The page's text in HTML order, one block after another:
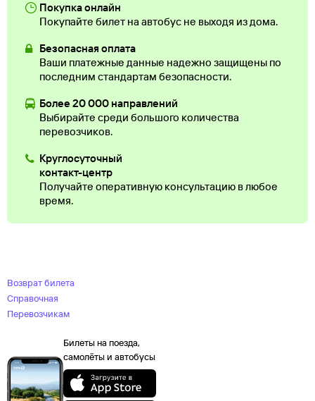
Покупка онлайн
Покупайте билет на автобус не выходя из дома.
Безопасная оплата
Ваши платежные данные надежно защищены по
последним стандартам безопасности.
Более 20 000 направлений
Выбирайте среди большого количества
перевозчиков.
Круглосуточный
контакт-центр
Получайте оперативную консультацию в любое
время.
Возврат билета
Справочная
Перевозчикам
Билеты на поезда,
самолёты и автобусы